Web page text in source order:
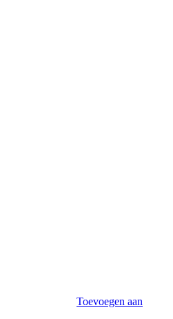
Toevoegen aan